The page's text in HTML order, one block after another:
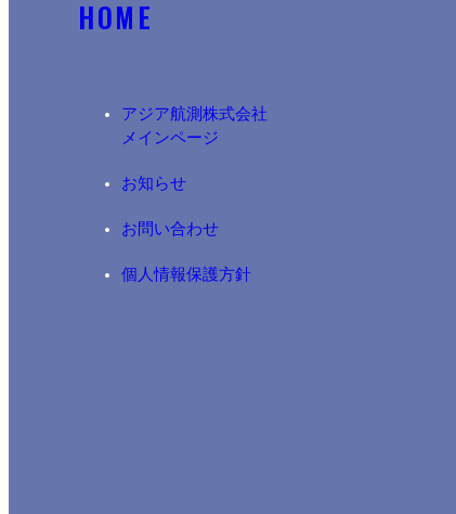
HOME
アジア航測株式会社​
メインページ
お知らせ
お問い合わせ
個人情報保護方針